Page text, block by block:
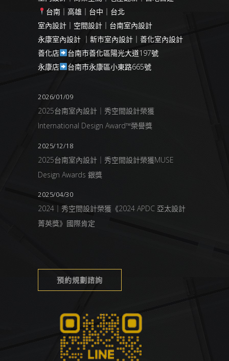
台南｜高雄｜台中｜台北
室內設計｜空間設計｜台南室內設計
永康室內設計 ｜新市室內設計｜善化室內設計
善化店
台南市善化區陽光大道197號
永康店
台南市永康區小東路665號
2026/01/09
2025台南室內設計｜秀空間設計榮獲
International Design Award™榮譽獎
2025/12/18
2025台南室內設計｜秀空間設計榮獲MUSE
Design Awards 銀獎
2025/04/30
2024｜秀空間設計榮獲《2024 APDC 亞太設計
菁英獎》國際肯定
預約規劃諮詢